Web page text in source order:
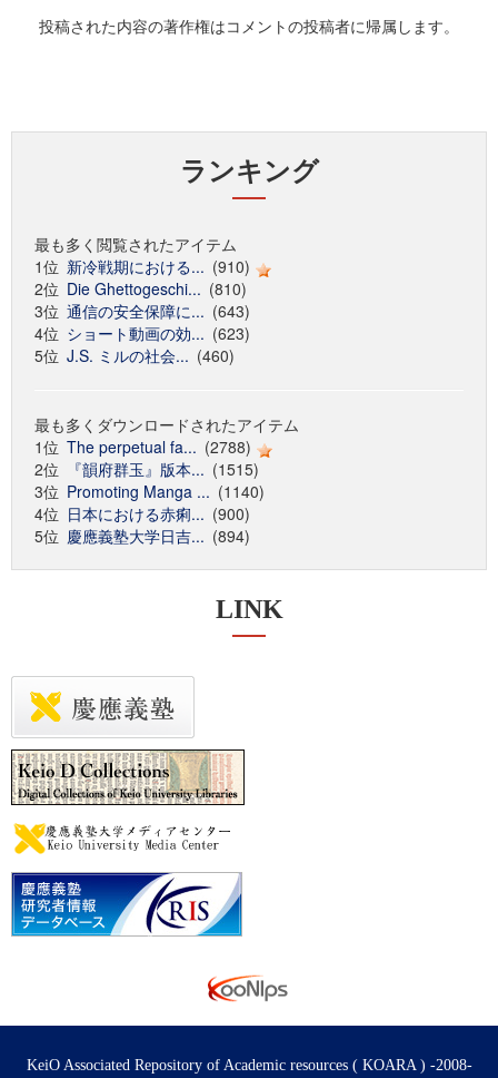
投稿された内容の著作権はコメントの投稿者に帰属します。
ランキング
最も多く閲覧されたアイテム
1位 新冷戦期における... (910)
2位 Die Ghettogeschi... (810)
3位 通信の安全保障に... (643)
4位 ショート動画の効... (623)
5位 J.S. ミルの社会... (460)
最も多くダウンロードされたアイテム
1位 The perpetual fa... (2788)
2位
『韻府群玉』版本... (1515)
3位 Promoting Manga ... (1140)
4位 日本における赤痢... (900)
5位 慶應義塾大学日吉... (894)
LINK
KeiO Associated Repository of Academic resources ( KOARA ) -2008-